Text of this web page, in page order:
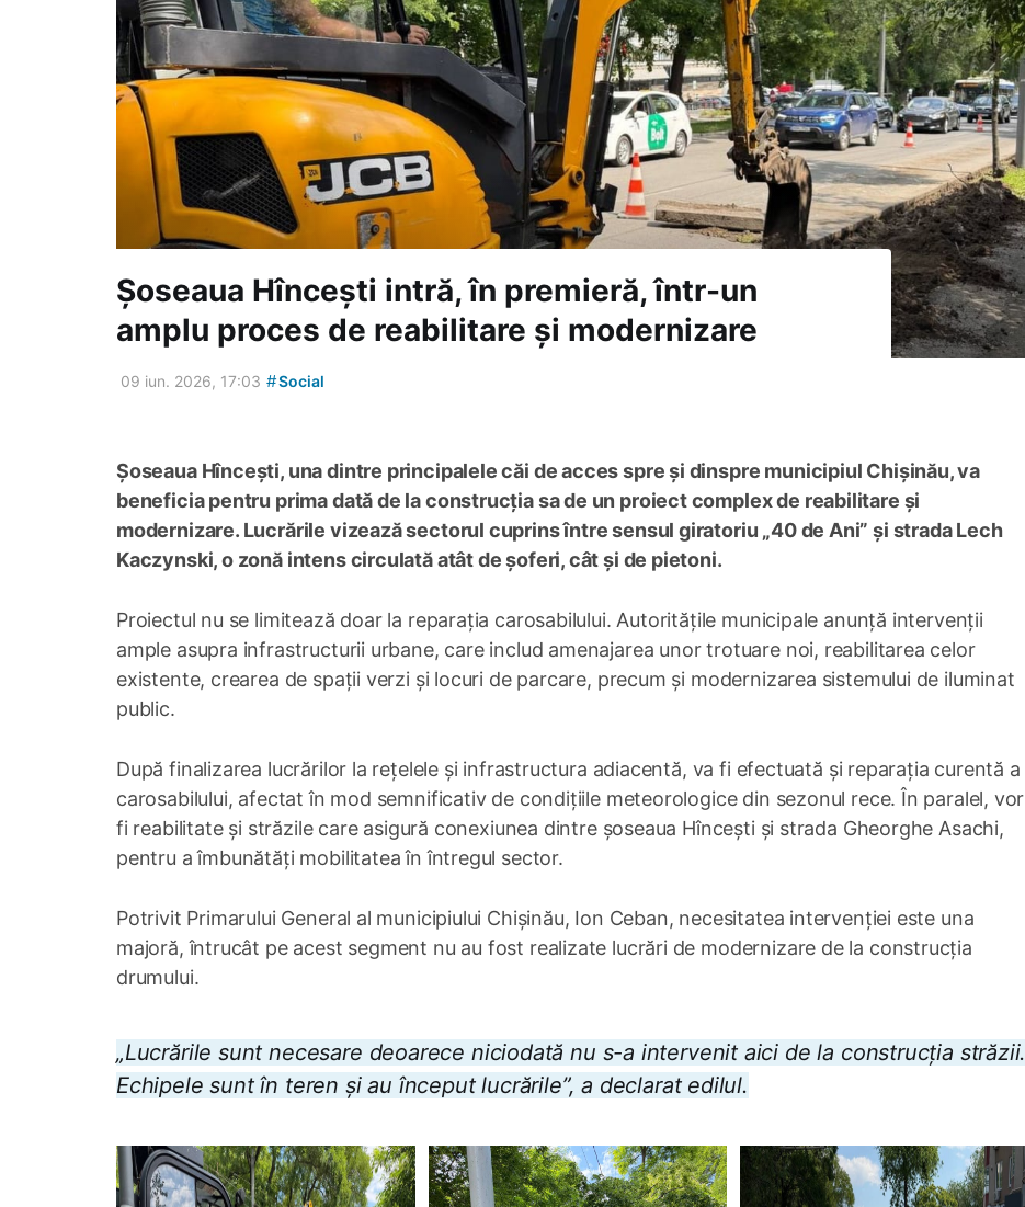
Șoseaua Hîncești intră, în premieră, într-un
amplu proces de reabilitare și modernizare
09 iun. 2026, 17:03 #Social
Șoseaua Hîncești, una dintre principalele căi de acces spre și dinspre municipiul Chișinău, va
beneficia pentru prima dată de la construcția sa de un proiect complex de reabilitare și
modernizare. Lucrările vizează sectorul cuprins între sensul giratoriu „40 de Ani” și strada Lech
Kaczynski, o zonă intens circulată atât de șoferi, cât și de pietoni.
Proiectul nu se limitează doar la reparația carosabilului. Autoritățile municipale anunță intervenții
ample asupra infrastructurii urbane, care includ amenajarea unor trotuare noi, reabilitarea celor
existente, crearea de spații verzi și locuri de parcare, precum și modernizarea sistemului de iluminat
public.
După finalizarea lucrărilor la rețelele și infrastructura adiacentă, va fi efectuată și reparația curentă a
carosabilului, afectat în mod semnificativ de condițiile meteorologice din sezonul rece. În paralel, vor
fi reabilitate și străzile care asigură conexiunea dintre șoseaua Hîncești și strada Gheorghe Asachi,
pentru a îmbunătăți mobilitatea în întregul sector.
Potrivit Primarului General al municipiului Chișinău, Ion Ceban, necesitatea intervenției este una
majoră, întrucât pe acest segment nu au fost realizate lucrări de modernizare de la construcția
drumului.
„Lucrările sunt necesare deoarece niciodată nu s-a intervenit aici de la construcția străzii.
Echipele sunt în teren și au început lucrările”, a declarat edilul.